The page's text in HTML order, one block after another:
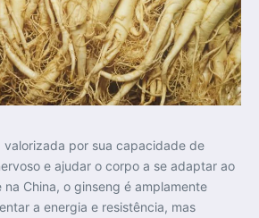
valorizada por sua capacidade de
e ajudar o corpo a se adaptar ao
na China, o ginseng é amplamente
a energia e resistência, mas